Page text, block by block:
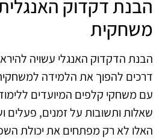
הבנת דקדוק
משחקית
הבנת הדקדוק האנגלי עשויה
דרכים להפוך את הלמידה למשחקית
עם משחקי קלפים המיועדים
שאלות ותשובות על זמנים,
האלו לא רק מפתחים את יכולת